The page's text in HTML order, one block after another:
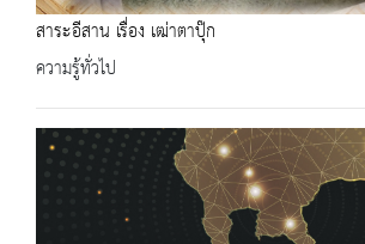
สาระอีสาน เรื่อง เฒ่าตาปุ๊ก
ความรู้ทั่วไป